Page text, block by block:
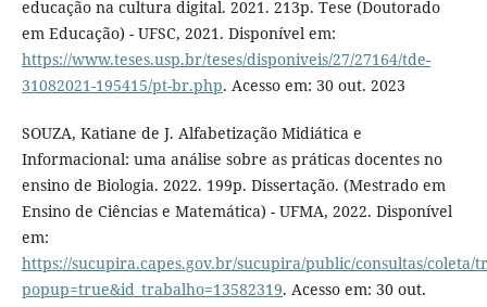
educação na cultura digital. 2021. 213p. Tese (Doutorado
em Educação) - UFSC, 2021. Disponível em:
https://www.teses.usp.br/teses/disponiveis/27/27164/tde-
31082021-195415/pt-br.php. Acesso em: 30 out. 2023
SOUZA, Katiane de J. Alfabetização Midiática e
Informacional: uma análise sobre as práticas docentes no
ensino de Biologia. 2022. 199p. Dissertação. (Mestrado em
Ensino de Ciências e Matemática) - UFMA, 2022. Disponível
em:
https://sucupira.capes.gov.br/sucupira/public/consultas/coleta/
popup=true&id_trabalho=13582319. Acesso em: 30 out.